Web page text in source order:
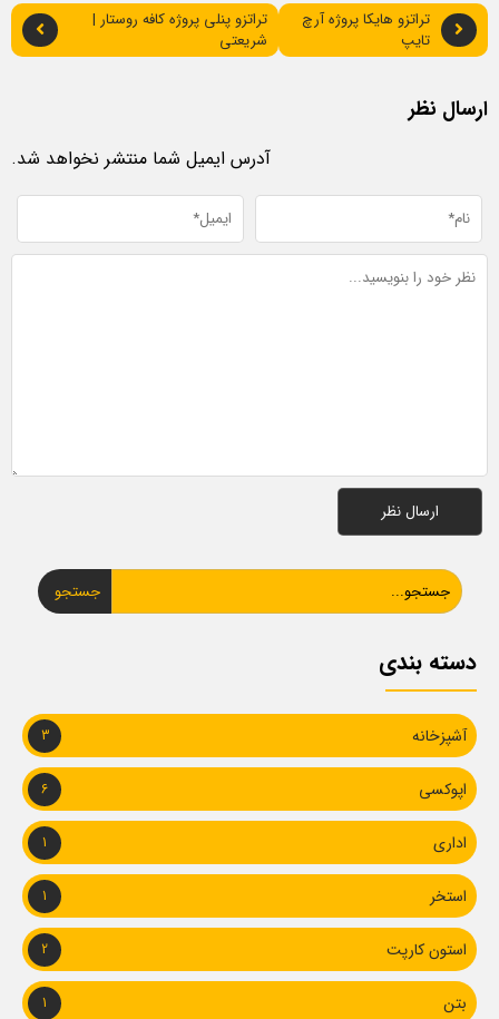
تراتزو هایکا پروژه آرچ
تایپ
تراتزو پنلی پروژه کافه روستار |
شریعتی
ارسال نظر
آدرس ایمیل شما منتشر نخواهد شد.
جستجو
دسته بندی
آشپزخانه 3
اپوکسی 6
اداری 1
استخر 1
استون کارپت 2
بتن 1